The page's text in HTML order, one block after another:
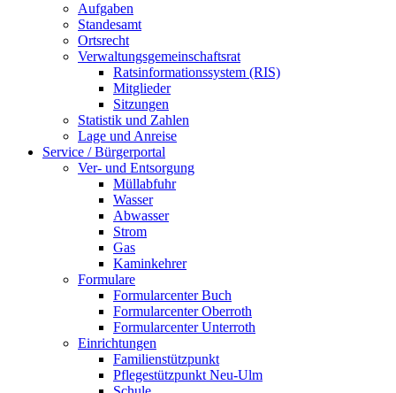
Aufgaben
Standesamt
Ortsrecht
Verwaltungsgemeinschaftsrat
Ratsinformationssystem (RIS)
Mitglieder
Sitzungen
Statistik und Zahlen
Lage und Anreise
Service / Bürgerportal
Ver- und Entsorgung
Müllabfuhr
Wasser
Abwasser
Strom
Gas
Kaminkehrer
Formulare
Formularcenter Buch
Formularcenter Oberroth
Formularcenter Unterroth
Einrichtungen
Familienstützpunkt
Pflegestützpunkt Neu-Ulm